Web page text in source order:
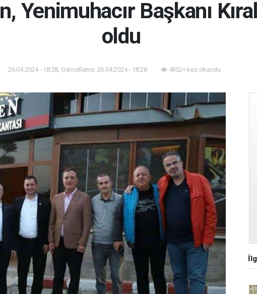
Yenimuhacır Başkanı
oldu
26.04.2024 - 18:28, Güncelleme: 26.04.2024 - 18:28 4852+ kez okundu.